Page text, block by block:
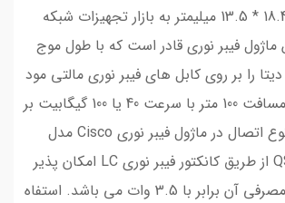
که با ابعاد 72.4 * 18.4 * 13.5 میلیمتر به بازار تجهیزات شبکه
فیبر نوری قادر است که با طول موج
نانومتر دیتا را بر روی کابل های فیبر نوری مالتی مود
(MMF) تا حداکثر مسافت 100 متر با سرعت 40 یا 100 گیگابیت بر
ثانیه انتقال دهد. نوع اتصال در ماژول فیبر نوری Cisco مدل
QSFP-40/100-SRBD از طریق کانکتور فیبر نوری LC امکان پذیر
بوده و میزان توان مصرفی آن برابر با 3.5 وات می باشد. استفاه